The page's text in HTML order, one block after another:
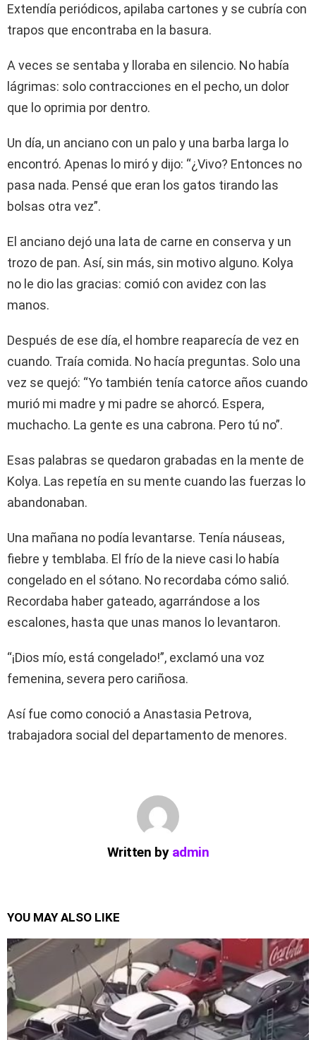
Extendía periódicos, apilaba cartones y se cubría con
trapos que encontraba en la basura.
A veces se sentaba y lloraba en silencio. No había
lágrimas: solo contracciones en el pecho, un dolor
que lo oprimia por dentro.
Un día, un anciano con un palo y una barba larga lo
encontró. Apenas lo miró y dijo: “¿Vivo? Entonces no
pasa nada. Pensé que eran los gatos tirando las
bolsas otra vez”.
El anciano dejó una lata de carne en conserva y un
trozo de pan. Así, sin más, sin motivo alguno. Kolya
no le dio las gracias: comió con avidez con las
manos.
Después de ese día, el hombre reaparecía de vez en
cuando. Traía comida. No hacía preguntas. Solo una
vez se quejó: “Yo también tenía catorce años cuando
murió mi madre y mi padre se ahorcó. Espera,
muchacho. La gente es una cabrona. Pero tú no”.
Esas palabras se quedaron grabadas en la mente de
Kolya. Las repetía en su mente cuando las fuerzas lo
abandonaban.
Una mañana no podía levantarse. Tenía náuseas,
fiebre y temblaba. El frío de la nieve casi lo había
congelado en el sótano. No recordaba cómo salió.
Recordaba haber gateado, agarrándose a los
escalones, hasta que unas manos lo levantaron.
“¡Dios mío, está congelado!”, exclamó una voz
femenina, severa pero cariñosa.
Así fue como conoció a Anastasia Petrova,
trabajadora social del departamento de menores.
Written by admin
YOU MAY ALSO LIKE